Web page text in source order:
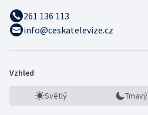
261 136 113
info@ceskatelevize.cz
Vzhled
Světlý Tmavý